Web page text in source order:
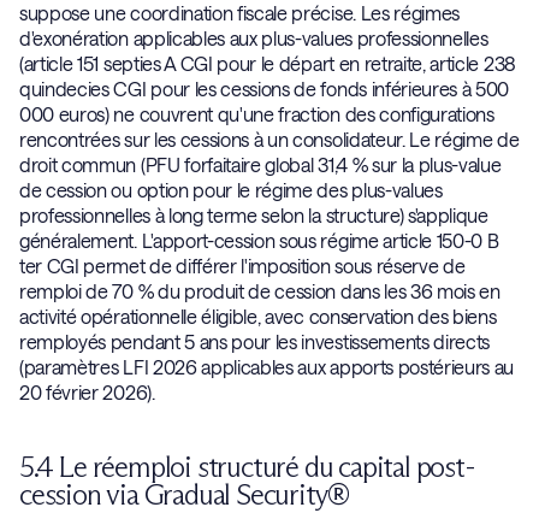
suppose une coordination fiscale précise. Les régimes
d'exonération applicables aux plus-values professionnelles
(article 151 septies A CGI pour le départ en retraite, article 238
quindecies CGI pour les cessions de fonds inférieures à 500
000 euros) ne couvrent qu'une fraction des configurations
rencontrées sur les cessions à un consolidateur. Le régime de
droit commun (PFU forfaitaire global 31,4 % sur la plus-value
de cession ou option pour le régime des plus-values
professionnelles à long terme selon la structure) s'applique
généralement. L'apport-cession sous régime article 150-0 B
ter CGI permet de différer l'imposition sous réserve de
remploi de 70 % du produit de cession dans les 36 mois en
activité opérationnelle éligible, avec conservation des biens
remployés pendant 5 ans pour les investissements directs
(paramètres LFI 2026 applicables aux apports postérieurs au
20 février 2026).
5.4 Le réemploi structuré du capital post-
cession via Gradual Security®